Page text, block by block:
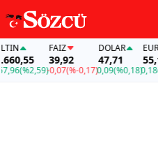
(%2,59)
FAİZ
39,92
-0,07(%-0,17)
DOLAR
47,71
0,09(%0,18)
EURO
55,19
0,18